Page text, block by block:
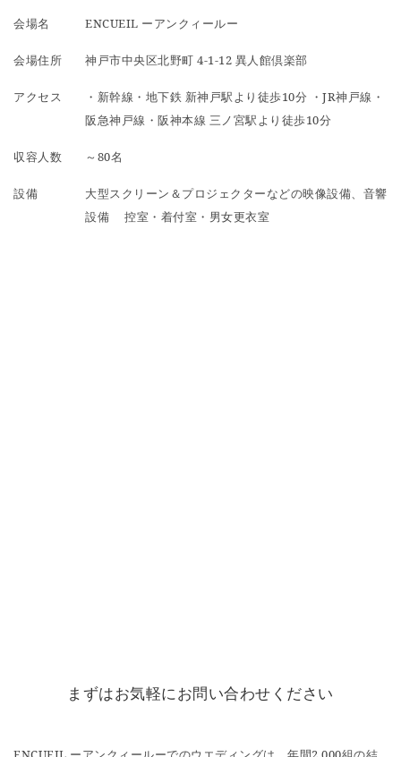
会場名 ENCUEIL ーアンクィールー
会場住所 神戸市中央区北野町 4-1-12 異人館倶楽部
アクセス
・新幹線・地下鉄 新神戸駅より徒歩10分 ・JR神戸線・
阪急神戸線・阪神本線 三ノ宮駅より徒歩10分
収容人数 ～80名
設備
大型スクリーン＆プロジェクターなどの映像設備、音響
設備 控室・着付室・男女更衣室
まずはお気軽にお問い合わせください